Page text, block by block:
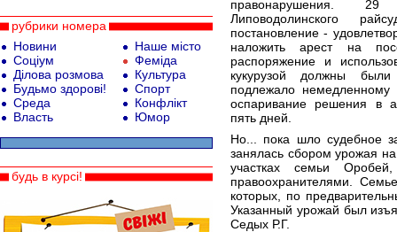
правонарушения. 29
Липоводолинского
постановление -
наложить арест на
распоряжение и
кукурузой должны
подлежало
оспаривание решения в
пять дней.
Но... пока шло судебное
занялась сбором урожая
участках семьи
правоохранителями.
которых, по
Указанный урожай был
Седых Р.Г.
рубрики номера
Новини
Соціум
Ділова розмова
Будьмо здорові!
Среда
Власть
Наше місто
Феміда
Культура
Спорт
Конфлікт
Юмор
будь в курсі!